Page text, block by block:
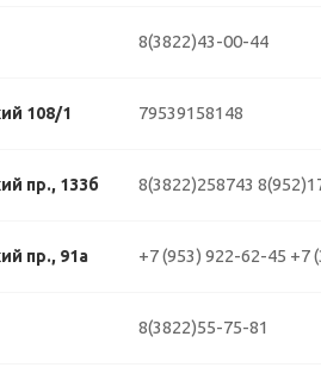
8(3822)43-00-44
108/1 79539158148
пр., 133б 8(3822)258743
пр., 91а +7 (953) 922-62-45 +7
8(3822)55-75-81